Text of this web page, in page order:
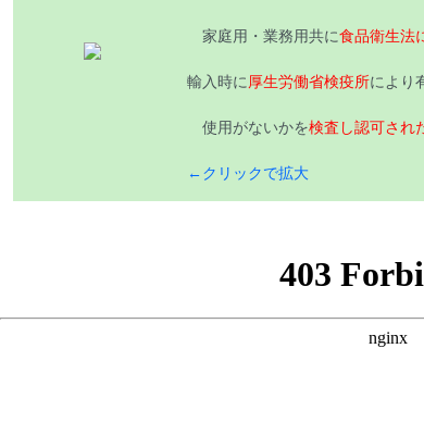
家庭用・業務用共に食品衛生法
輸入時に 厚生労働省検疫所により
使用がないかを検査し認可され
←クリックで拡大